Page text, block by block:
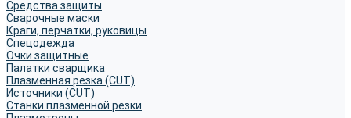
Средства защиты
Сварочные маски
Краги, перчатки, руковицы
Спецодежда
Очки защитные
Палатки сварщика
Плазменная резка (CUT)
Источники (CUT)
Станки плазменной резки